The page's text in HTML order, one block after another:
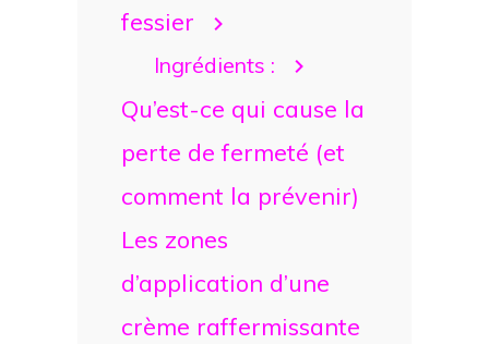
fessier
Ingrédients :
Qu’est-ce qui cause la
perte de fermeté (et
comment la prévenir)
Les zones
d’application d’une
crème raffermissante